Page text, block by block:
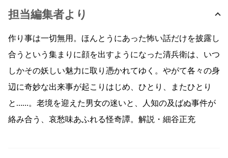
担当編集者より
作り事は一切無用。ほんとうにあった怖い話だけを披露し
合うという集まりに顔を出すようになった清兵衛は、いつ
しかその妖しい魅力に取り憑かれてゆく。やがて各々の身
辺に奇妙な出来事が起こりはじめ、ひとり、またひとり
と……。老境を迎えた男女の迷いと、人知の及ばぬ事件が
絡み合う、哀愁味あふれる怪奇譚。解説・細谷正充